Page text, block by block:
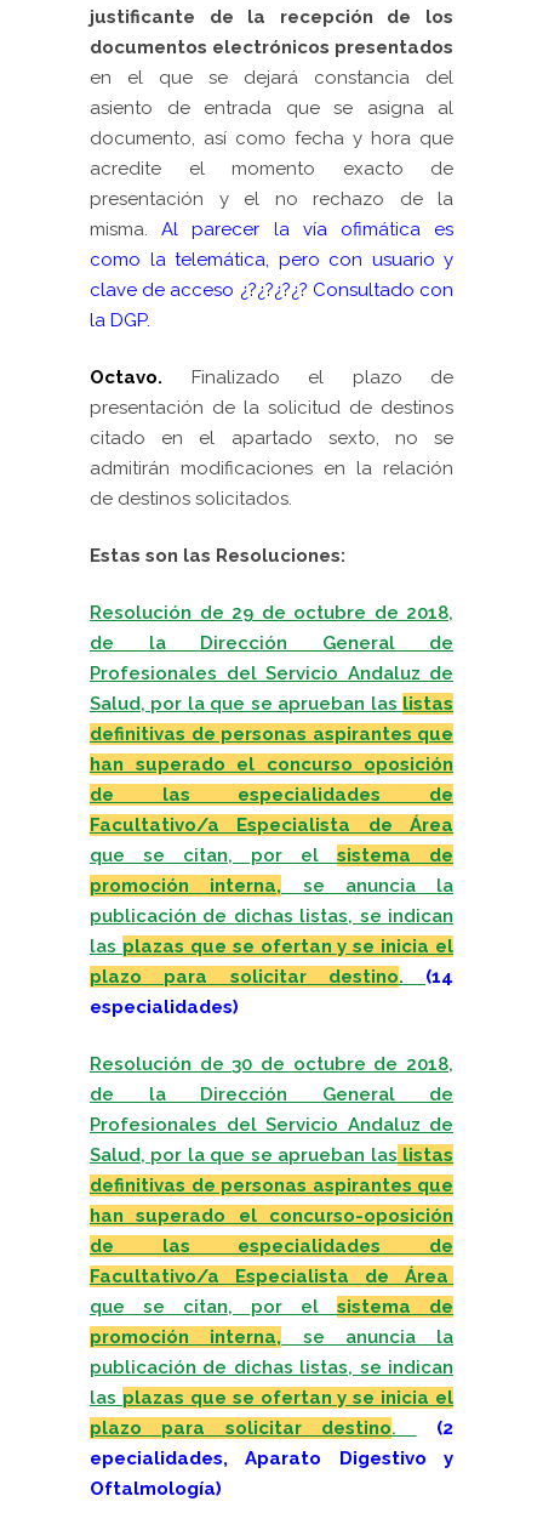
justificante de la recepción de los
documentos electrónicos presentados
en el que se dejará constancia del
asiento de entrada que se asigna al
documento, así como fecha y hora que
acredite el momento exacto de
presentación y el no rechazo de la
misma.Al parecer la vía ofimática es
como la telemática, pero con usuario y
clave de acceso ¿?¿?¿?¿? Consultado con
la DGP.
Octavo.
Finalizado el plazo de
presentación de la solicitud de destinos
citado en el apartado sexto, no se
admitirán modificaciones en la relación
de destinos solicitados.
Estas son las Resoluciones:
Resolución de 29 de octubre de 2018,
de la Dirección General de
Profesionales del Servicio Andaluz de
Salud, por la que se aprueban las listas
definitivas de personas aspirantes que
han superado el concurso oposición
de las especialidades de
Facultativo/a Especialista de Área
que se citan, por el sistema de
promoción interna, se anuncia la
publicación de dichas listas, se indican
las plazas que se ofertan y se inicia el
plazo para solicitar destino.
(14
especialidades)
Resolución de 30 de octubre de 2018,
de la Dirección General de
Profesionales del Servicio Andaluz de
Salud, por la que se aprueban las listas
definitivas de personas aspirantes que
han superado el concurso-oposición
de las especialidades de
Facultativo/a Especialista de Área
que se citan, por el sistema de
promoción interna, se anuncia la
publicación de dichas listas, se indican
las plazas que se ofertan y se inicia el
plazo para solicitar destino.
(2
epecialidades, Aparato Digestivo y
Oftalmología)